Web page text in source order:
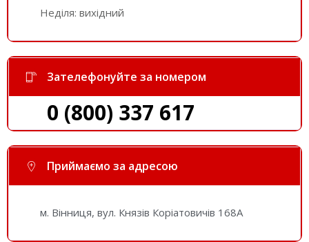
Неділя: вихідний
Зателефонуйте за номером
0 (800) 337 617
Приймаємо за адресою
м. Вінниця, вул. Князів Коріатовичів 168A